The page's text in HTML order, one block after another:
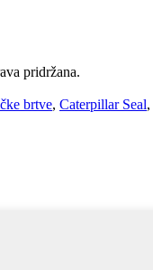
pridržana.
brtve, Caterpillar Seal,